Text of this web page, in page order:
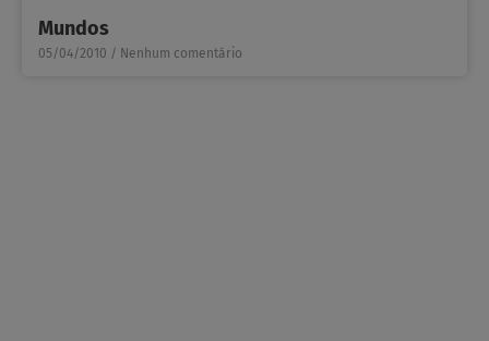
Mundos
05/04/2010 Nenhum comentário